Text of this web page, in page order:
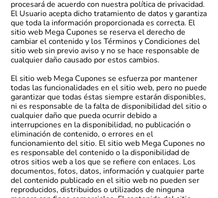
procesará de acuerdo con nuestra política de privacidad.
El Usuario acepta dicho tratamiento de datos y garantiza
que toda la información proporcionada es correcta. El
sitio web Mega Cupones se reserva el derecho de
cambiar el contenido y los Términos y Condiciones del
sitio web sin previo aviso y no se hace responsable de
cualquier daño causado por estos cambios.
El sitio web Mega Cupones se esfuerza por mantener
todas las funcionalidades en el sitio web, pero no puede
garantizar que todas éstas siempre estarán disponibles,
ni es responsable de la falta de disponibilidad del sitio o
cualquier daño que pueda ocurrir debido a
interrupciones en la disponibilidad, no publicación o
eliminación de contenido, o errores en el
funcionamiento del sitio. El sitio web Mega Cupones no
es responsable del contenido o la disponibilidad de
otros sitios web a los que se refiere con enlaces. Los
documentos, fotos, datos, información y cualquier parte
del contenido publicado en el sitio web no pueden ser
reproducidos, distribuidos o utilizados de ninguna